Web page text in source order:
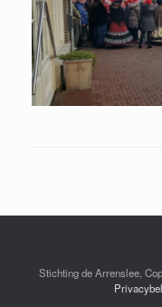
Stichting de Arrenslee,